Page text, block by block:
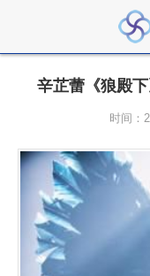
辛芷蕾《狼殿
时间：